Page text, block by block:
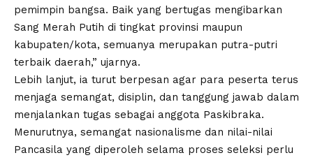
pemimpin bangsa. Baik yang bertugas mengibarkan
Sang Merah Putih di tingkat provinsi maupun
kabupaten/kota, semuanya merupakan putra-putri
terbaik daerah,” ujarnya.
Lebih lanjut, ia turut berpesan agar para peserta terus
menjaga semangat, disiplin, dan tanggung jawab dalam
menjalankan tugas sebagai anggota Paskibraka.
Menurutnya, semangat nasionalisme dan nilai-nilai
Pancasila yang diperoleh selama proses seleksi perlu